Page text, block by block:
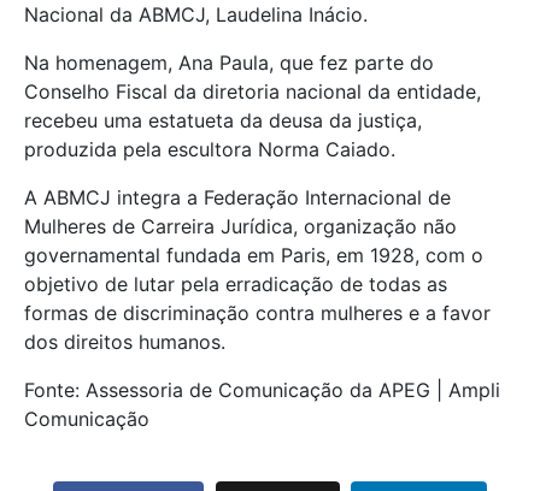
Nacional da ABMCJ, Laudelina Inácio.
Na homenagem, Ana Paula, que fez parte do
Conselho Fiscal da diretoria nacional da entidade,
recebeu uma estatueta da deusa da justiça,
produzida pela escultora Norma Caiado.
A ABMCJ integra a Federação Internacional de
Mulheres de Carreira Jurídica, organização não
governamental fundada em Paris, em 1928, com o
objetivo de lutar pela erradicação de todas as
formas de discriminação contra mulheres e a favor
dos direitos humanos.
Fonte: Assessoria de Comunicação da APEG | Ampli
Comunicação